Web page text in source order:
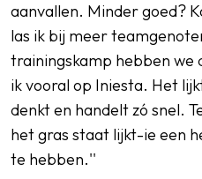
aanvallen. Minder goed?
las ik bij meer
trainingskamp hebben we
ik vooral op Iniesta. Het
denkt en handelt zó snel.
het gras staat lijkt-ie een
te hebben.''